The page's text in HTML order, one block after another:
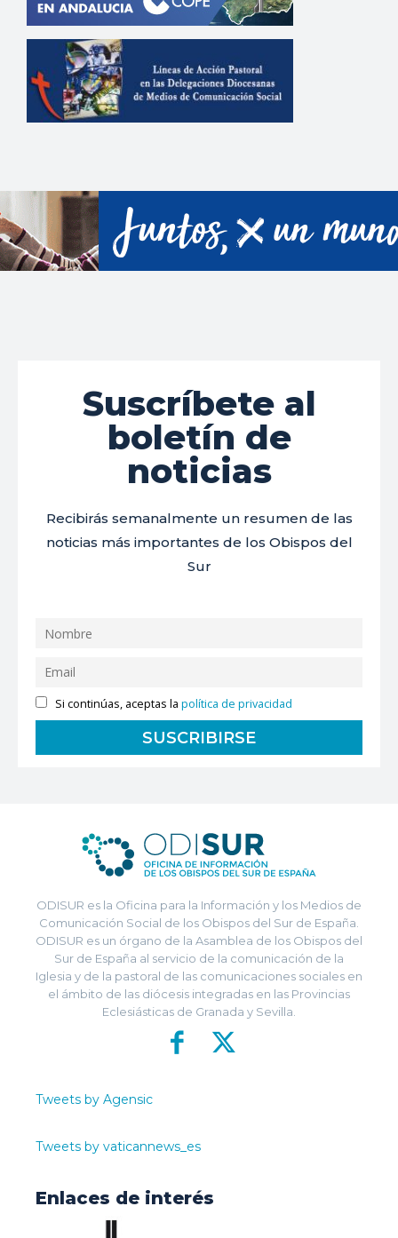
Suscríbete al
boletín de
noticias
Recibirás semanalmente un resumen de las
noticias más importantes de los Obispos del
Sur
Si continúas, aceptas lapolítica de privacidad
ODISUR es la Oficina para la Información y los Medios de
Comunicación Social de los Obispos del Sur de España.
ODISUR es un órgano de la Asamblea de los Obispos del
Sur de España al servicio de la comunicación de la
Iglesia y de la pastoral de las comunicaciones sociales en
el ámbito de las diócesis integradas en las Provincias
Eclesiásticas de Granada y Sevilla.
Tweets by Agensic
Tweets by vaticannews_es
Enlaces de interés